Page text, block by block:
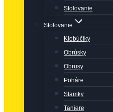
Stolovanie
Stolovanie
Klobúčiky
Obrúsky
Obrusy
Poháre
Slamky
Taniere